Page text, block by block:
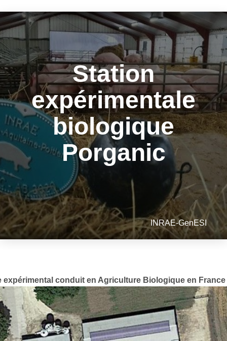
Station
expérimentale
biologique
Porganic
INRAE-GenESI
expérimental conduit en Agriculture Biologique en France